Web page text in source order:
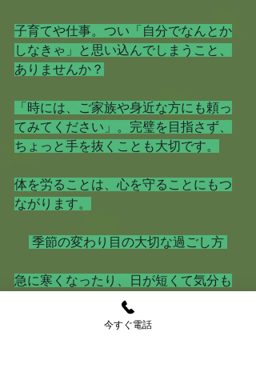
子育てや仕事。つい「自分でなんとか
しなきゃ」と思い込んでしまうこと、
ありませんか？
「時には、ご家族や身近な方にも頼っ
てみてください」。完璧を目指さず、
ちょっと手を抜くことも大切です。
体を労ることは、心を守ることにもつ
ながります。
季節の変わり目の大切な過ごし方
急に寒くなったり、日が短くて気分も
沈みがち。そんな季節は、つい後回し
にしがちな「自分の体のケア」を見直
今すぐ電話